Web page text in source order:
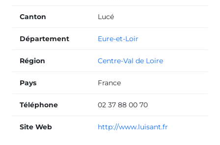
Canton Lucé
Département Eure-et-Loir
Région Centre-Val de Loire
Pays France
Téléphone 02 37 88 00 70
Site Web http://www.luisant.fr